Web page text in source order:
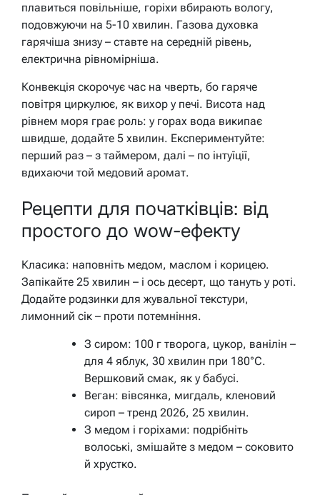
плавиться повільніше, горіхи вбирають вологу,
подовжуючи на 5-10 хвилин. Газова духовка
гарячіша знизу – ставте на середній рівень,
електрична рівномірніша.
Конвекція скорочує час на чверть, бо гаряче
повітря циркулює, як вихор у печі. Висота над
рівнем моря грає роль: у горах вода википає
швидше, додайте 5 хвилин. Експериментуйте:
перший раз – з таймером, далі – по інтуїції,
вдихаючи той медовий аромат.
Рецепти для початківців: від
простого до wow-ефекту
Класика: наповніть медом, маслом і корицею.
Запікайте 25 хвилин – і ось десерт, що тануть у роті.
Додайте родзинки для жувальної текстури,
лимонний сік – проти потемніння.
З сиром: 100 г творога, цукор, ванілін –
для 4 яблук, 30 хвилин при 180°C.
Вершковий смак, як у бабусі.
Веган: вівсянка, мигдаль, кленовий
сироп – тренд 2026, 25 хвилин.
З медом і горіхами: подрібніть
волоські, змішайте з медом – соковито
й хрустко.